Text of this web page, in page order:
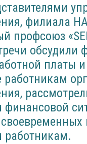
филиала
профсоюз
обсудили
платы
работникам
финансовой